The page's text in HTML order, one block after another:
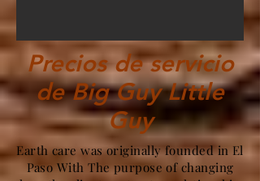
Precios de servicio
de Big Guy Little
Guy
Earth care was originally founded in El
Paso With The purpose of changing